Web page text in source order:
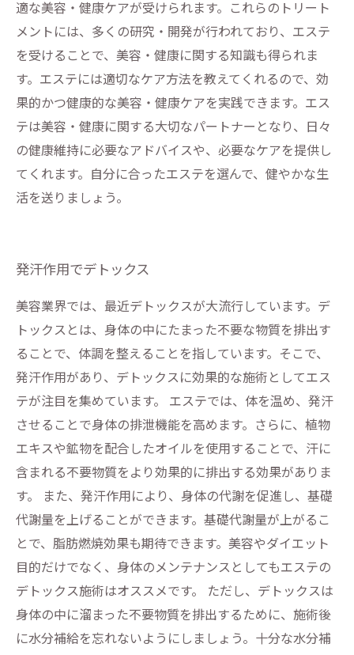
適な美容・健康ケアが受けられます。これらのトリート
メントには、多くの研究・開発が行われており、エステ
を受けることで、美容・健康に関する知識も得られま
す。エステには適切なケア方法を教えてくれるので、効
果的かつ健康的な美容・健康ケアを実践できます。エス
テは美容・健康に関する大切なパートナーとなり、日々
の健康維持に必要なアドバイスや、必要なケアを提供し
てくれます。自分に合ったエステを選んで、健やかな生
活を送りましょう。
発汗作用でデトックス
美容業界では、最近デトックスが大流行しています。デ
トックスとは、身体の中にたまった不要な物質を排出す
ることで、体調を整えることを指しています。そこで、
発汗作用があり、デトックスに効果的な施術としてエス
テが注目を集めています。 エステでは、体を温め、発汗
させることで身体の排泄機能を高めます。さらに、植物
エキスや鉱物を配合したオイルを使用することで、汗に
含まれる不要物質をより効果的に排出する効果がありま
す。 また、発汗作用により、身体の代謝を促進し、基礎
代謝量を上げることができます。基礎代謝量が上がるこ
とで、脂肪燃焼効果も期待できます。美容やダイエット
目的だけでなく、身体のメンテナンスとしてもエステの
デトックス施術はオススメです。 ただし、デトックスは
身体の中に溜まった不要物質を排出するために、施術後
に水分補給を忘れないようにしましょう。十分な水分補